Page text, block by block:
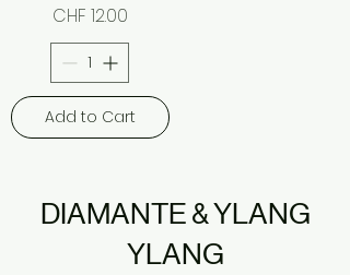
Price
CHF 12.00
Add to Cart
DIAMANTE & YLANG
YLANG